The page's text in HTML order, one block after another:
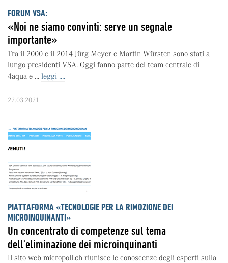
FORUM VSA:
«Noi ne siamo convinti: serve un segnale
importante»
Tra il 2000 e il 2014 Jürg Meyer e Martin Würsten sono stati a
lungo presidenti VSA. Oggi fanno parte del team centrale di
4aqua e ... leggi ....
22.03.2021
PIATTAFORMA «TECNOLOGIE PER LA RIMOZIONE DEI
MICROINQUINANTI»
Un concentrato di competenze sul tema
dell'eliminazione dei microinquinanti
Il sito web micropoll.ch riunisce le conoscenze degli esperti sulla